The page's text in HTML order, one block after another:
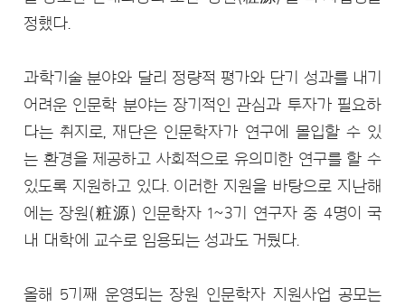
정했다.
과학기술 분야와 달리 정량적 평가와 단기 성과를 내기
어려운 인문학 분야는 장기적인 관심과 투자가 필요하
다는 취지로, 재단은 인문학자가 연구에 몰입할 수 있
는 환경을 제공하고 사회적으로 유의미한 연구를 할 수
있도록 지원하고 있다. 이러한 지원을 바탕으로 지난해
에는 장원(粧源) 인문학자 1~3기 연구자 중 4명이 국
내 대학에 교수로 임용되는 성과도 거뒀다.
올해 5기째 운영되는 장원 인문학자 지원사업 공모는